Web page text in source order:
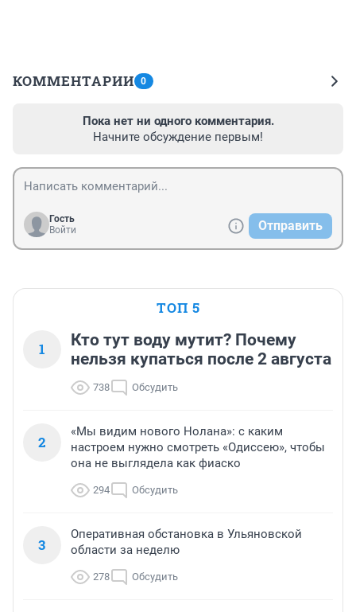
КОММЕНТАРИИ 0
Пока нет ни одного комментария.
Начните обсуждение первым!
Гость
Войти
Отправить
ТОП 5
1
Кто тут воду мутит? Почему
нельзя купаться после 2 августа
738 Обсудить
2
«Мы видим нового Нолана»: с каким
настроем нужно смотреть «Одиссею», чтобы
она не выглядела как фиаско
294 Обсудить
3
Оперативная обстановка в Ульяновской
области за неделю
278 Обсудить